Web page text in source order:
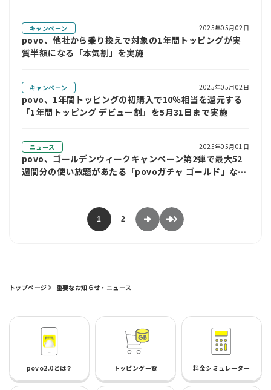
キャンペーン 2025年05月02日
povo、他社から乗り換えで対象の1年間トッピングが実
質半額になる「本気割」を実施
キャンペーン 2025年05月02日
povo、1年間トッピングの初購入で10％相当を還元する
「1年間トッピング デビュー割」を5月31日まで実施
ニュース 2025年05月01日
povo、ゴールデンウィークキャンペーン第2弾で最大52
週間分の使い放題があたる「povoガチャ ゴールド」など
1 2
トップページ 重要なお知らせ・ニュース
povo2.0とは？ トッピング一覧 料金シミュレーター